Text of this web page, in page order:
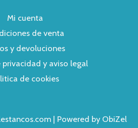
Mi cuenta
de venta
y devoluciones
y aviso legal
de cookies
| Powered by ObiZel